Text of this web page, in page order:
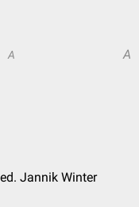
A A
Jannik Winter